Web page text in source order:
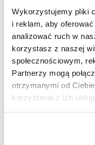
Wykorzystujemy pliki
i reklam, aby
analizować ruch w
korzystasz z naszej
społecznościowym,
Partnerzy mogą
otrzymanymi od
korzystania z ich